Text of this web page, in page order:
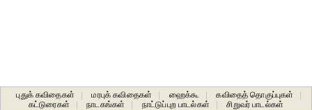
புதுக் கவிதைகள் மரபுக் கவிதைகள் ஹைக்கூ கவிதைத் தொகுப்புகள்
கட்டுரைகள்
நாடகங்கள் நாட்டுப்புற பாடல்கள் சிறுவர் பாடல்கள்